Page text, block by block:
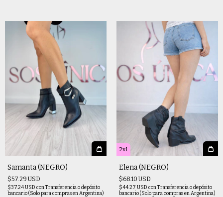
Samanta (NEGRO)
$57.29 USD
$37.24 USD conTransferencia o depósito
bancario (Solo para compras en Argentina)
2x1
Elena (NEGRO)
$68.10 USD
$44.27 USD conTransferencia o depósito
bancario (Solo para compras en Argentina)